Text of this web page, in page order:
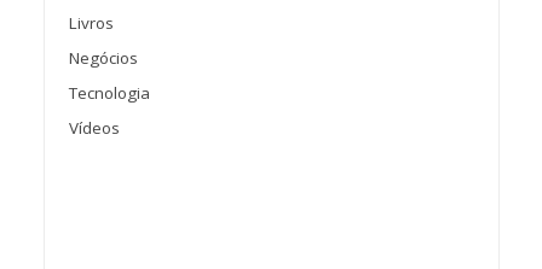
Livros
Negócios
Tecnologia
Vídeos